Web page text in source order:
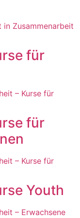
in Zusammenarbeit
für
– Kurse für
für
– Kurse für
Youth
– Erwachsene